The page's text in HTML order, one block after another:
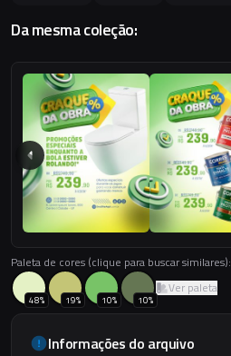
Da mesma coleção:
Paleta de cores (clique para buscar similares):
48% 19% 10% 10%
Ver paleta
Informações do arquivo